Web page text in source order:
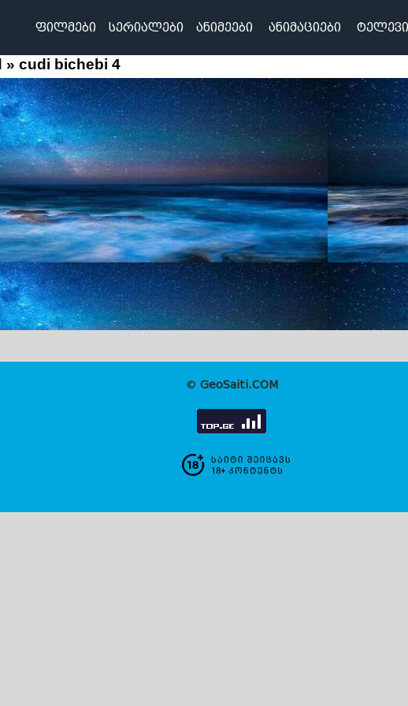
ᲤᲘᲚᲛᲔᲑᲘ ᲡᲔᲠᲘᲐᲚᲔᲑᲘ ᲐᲜᲘᲛᲔᲔᲑᲘ ᲐᲜᲘᲛᲐᲪᲘᲔᲑᲘ
» cudi bichebi 4
© GeoSaiti.COM